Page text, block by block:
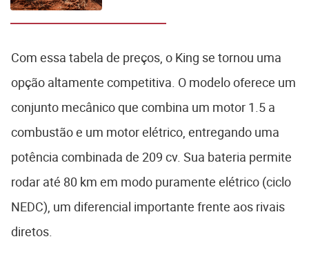
Com essa tabela de preços, o King se tornou uma
opção altamente competitiva. O modelo oferece um
conjunto mecânico que combina um motor 1.5 a
combustão e um motor elétrico, entregando uma
potência combinada de 209 cv. Sua bateria permite
rodar até 80 km em modo puramente elétrico (ciclo
NEDC), um diferencial importante frente aos rivais
diretos.